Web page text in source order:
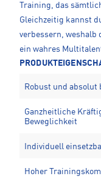
Training, das
Gleichzeitig kannst
verbessern, weshalb
ein wahres
Robust und
Ganzheitliche
Beweglichkeit
Individuell
Hoher